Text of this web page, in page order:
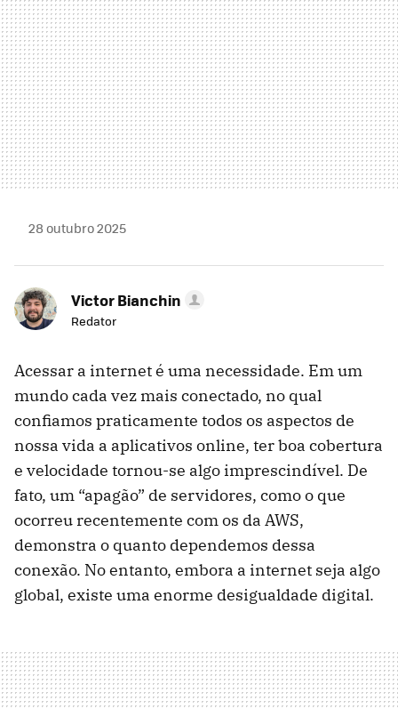
28 outubro 2025
Victor Bianchin
Redator
Acessar a internet é uma necessidade. Em um
mundo cada vez mais conectado, no qual
confiamos praticamente todos os aspectos de
nossa vida a aplicativos online, ter boa cobertura
e velocidade tornou-se algo imprescindível. De
fato, um “apagão” de servidores, como o que
ocorreu recentemente com os da AWS,
demonstra o quanto dependemos dessa
conexão. No entanto, embora a internet seja algo
global, existe uma enorme desigualdade digital.